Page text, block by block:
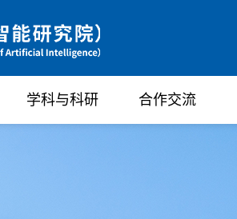
学科与科研 合作交流